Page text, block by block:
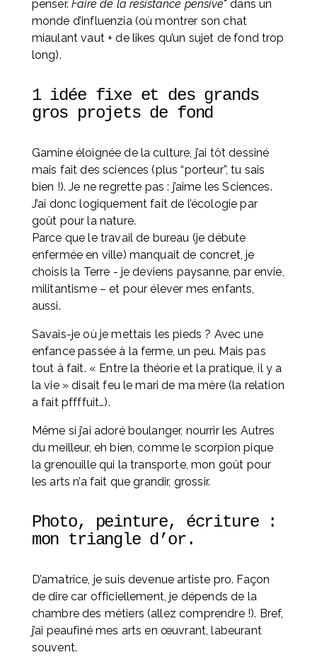
penser. Faire de la résistance pensive* dans un
monde d’influenzia (où montrer son chat
miaulant vaut + de likes qu’un sujet de fond trop
long).
1 idée fixe et des grands
gros projets de fond
Gamine éloignée de la culture, j’ai tôt dessiné
mais fait des sciences (plus “porteur”, tu sais
bien !). Je ne regrette pas : j’aime les Sciences.
J’ai donc logiquement fait de l’écologie par
goût pour la nature.
Parce que le travail de bureau (je débute
enfermée en ville) manquait de concret, je
choisis la Terre - je deviens paysanne, par envie,
militantisme – et pour élever mes enfants,
aussi.
Savais-je où je mettais les pieds ? Avec une
enfance passée à la ferme, un peu. Mais pas
tout à fait. « Entre la théorie et la pratique, il y a
la vie » disait feu le mari de ma mère (la relation
a fait pffffuit…).
Même si j’ai adoré boulanger, nourrir les Autres
du meilleur, eh bien, comme le scorpion pique
la grenouille qui la transporte, mon goût pour
les arts n’a fait que grandir, grossir.
Photo, peinture, écriture :
mon triangle d’or.
D’amatrice, je suis devenue artiste pro. Façon
de dire car officiellement, je dépends de la
chambre des métiers (allez comprendre !). Bref,
j’ai peaufiné mes arts en œuvrant, labeurant
souvent.